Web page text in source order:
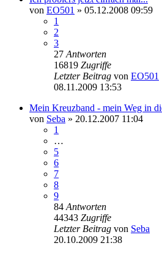
von EO501 » 05.12.2008 09:59
1
2
3
27 Antworten
16819 Zugriffe
Letzter Beitrag von EO501
08.11.2009 13:53
Mein Kreuzband - mein Weg in
von Seba » 20.12.2007 11:04
1
…
5
6
7
8
9
84 Antworten
44343 Zugriffe
Letzter Beitrag von Seba
20.10.2009 21:38